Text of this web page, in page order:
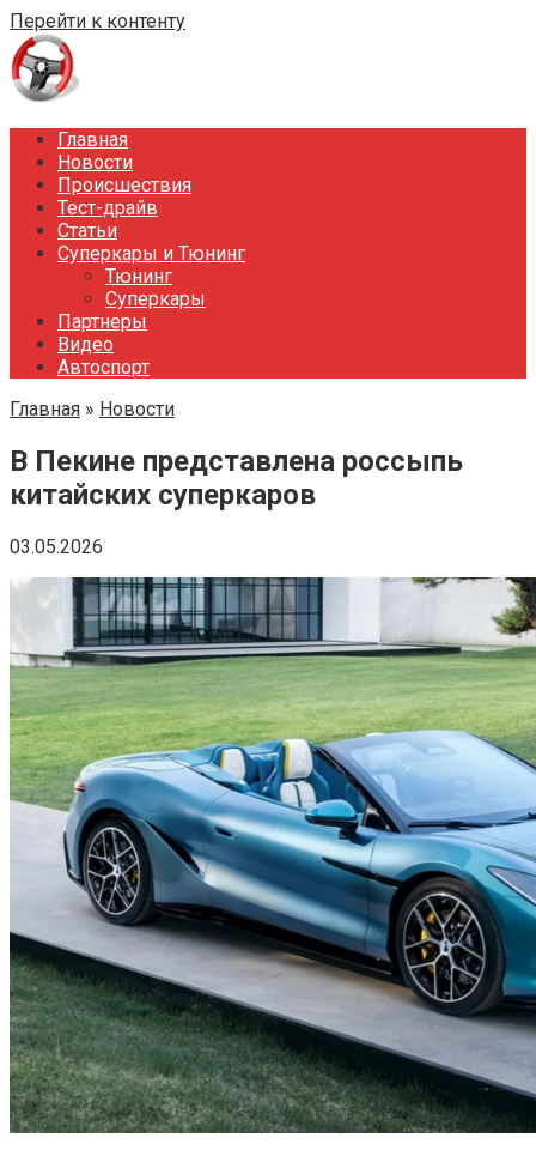
Перейти к контенту
Главная
Новости
Происшествия
Тест-драйв
Статьи
Суперкары и Тюнинг
Тюнинг
Суперкары
Партнеры
Видео
Автоспорт
Главная » Новости
В Пекине представлена россыпь
китайских суперкаров
03.05.2026